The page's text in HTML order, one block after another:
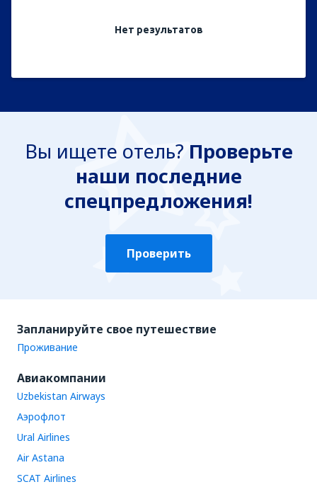
Нет результатов
Вы ищете отель? Проверьте
наши последние
спецпредложения!
Проверить
Запланируйте свое путешествие
Проживание
Авиакомпании
Uzbekistan Airways
Аэрофлот
Ural Airlines
Air Astana
SCAT Airlines